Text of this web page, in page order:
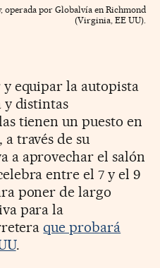
operada por Globalvía en Richmond
(Virginia, EE UU).
equipar la autopista
y distintas
tienen un puesto en
, a través de su
a aprovechar el salón
entre el 7 y el 9
poner de largo
para la
que probará
.